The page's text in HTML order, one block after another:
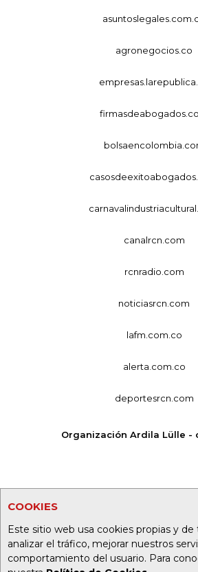
COOKIES
Este sitio web usa cookies propias y de
analizar el tráfico, mejorar nuestros
comportamiento del usuario. Para
agronegocios.co
canalrcn.com
rcnradio.com
noticiasrcn.com
lafm.com.co
alerta.com.co
deportesrcn.com
Organización Ardila Lülle -